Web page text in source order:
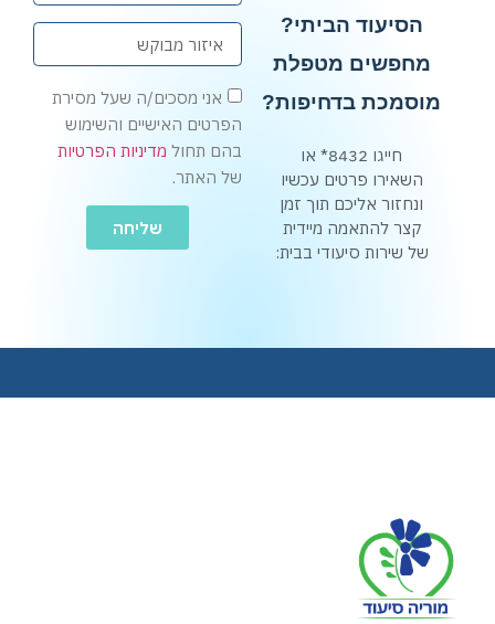
הסיעוד הביתי?
מחפשים מטפלת
מוסמכת בדחיפות?
חייגו 8432* או
השאירו פרטים עכשיו
ונחזור אליכם תוך זמן
קצר להתאמה מיידית
של שירות סיעודי בבית:
אני מסכים/ה שעל מסירת
הפרטים האישיים והשימוש
בהם תחול מדיניות הפרטיות
של האתר.
שליחה